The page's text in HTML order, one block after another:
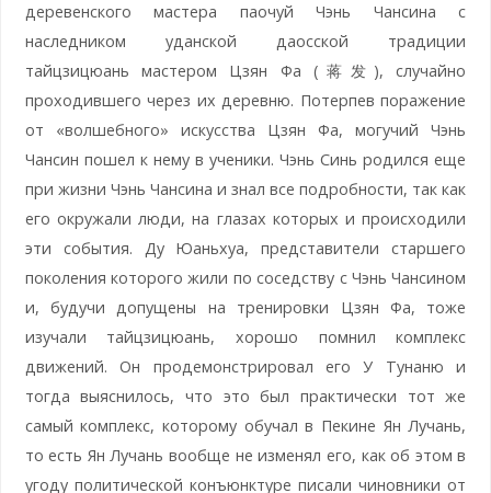
деревенского мастера паочуй Чэнь Чансина с
наследником уданской даосской традиции
тайцзицюань мастером Цзян Фа (蒋发), случайно
проходившего через их деревню. Потерпев поражение
от «волшебного» искусства Цзян Фа, могучий Чэнь
Чансин пошел к нему в ученики. Чэнь Синь родился еще
при жизни Чэнь Чансина и знал все подробности, так как
его окружали люди, на глазах которых и происходили
эти события. Ду Юаньхуа, представители старшего
поколения которого жили по соседству с Чэнь Чансином
и, будучи допущены на тренировки Цзян Фа, тоже
изучали тайцзицюань, хорошо помнил комплекс
движений. Он продемонстрировал его У Тунаню и
тогда выяснилось, что это был практически тот же
самый комплекс, которому обучал в Пекине Ян Лучань,
то есть Ян Лучань вообще не изменял его, как об этом в
угоду политической конъюнктуре писали чиновники от